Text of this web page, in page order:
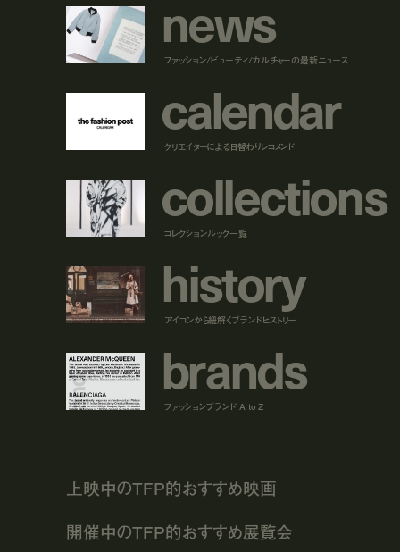
news
ファッション/ビューティ/カルチャーの最新ニュース
calendar
クリエイターによる日替わりレコメンド
collections
コレクションルック一覧
history
アイコンから紐解くブランドヒストリー
brands
ファッションブランド A to Z
上映中のTFP的おすすめ映画
開催中のTFP的おすすめ展覧会